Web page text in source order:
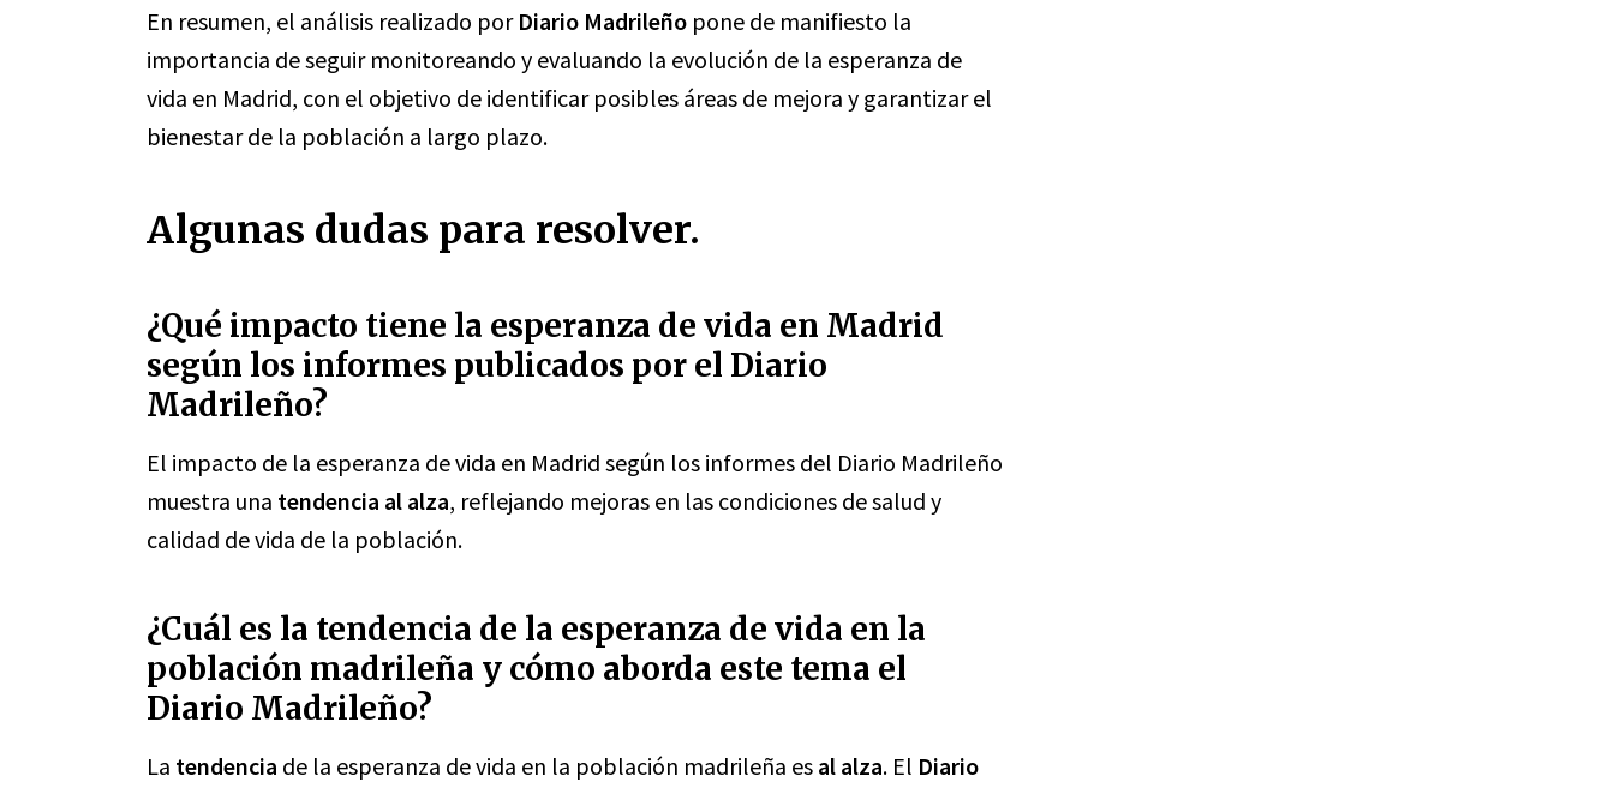
En resumen, el análisis realizado por Diario Madrileño pone de manifiesto la
importancia de seguir monitoreando y evaluando la evolución de la esperanza de
vida en Madrid, con el objetivo de identificar posibles áreas de mejora y garantizar el
bienestar de la población a largo plazo.
Algunas dudas para resolver.
¿Qué impacto tiene la esperanza de vida en Madrid
según los informes publicados por el Diario
Madrileño?
El impacto de la esperanza de vida en Madrid según los informes del Diario Madrileño
muestra una tendencia al alza, reflejando mejoras en las condiciones de salud y
calidad de vida de la población.
¿Cuál es la tendencia de la esperanza de vida en la
población madrileña y cómo aborda este tema el
Diario Madrileño?
La tendencia de la esperanza de vida en la población madrileña es al alza. El Diario